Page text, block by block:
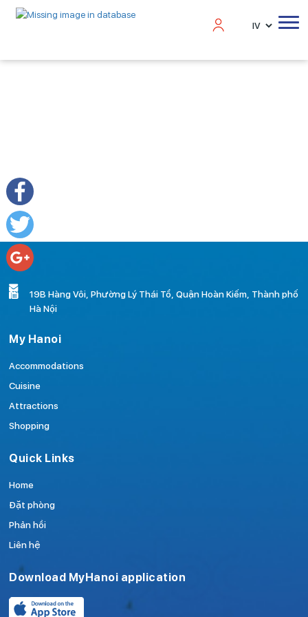
Facebook
Twitter
Google+
Please login to post a contact
19B Hàng Vôi, Phường Lý Thái Tổ, Quận Hoàn Kiếm, Thành phố
Hà Nội
My Hanoi
Accommodations
Cuisine
Attractions
Shopping
Quick Links
Home
Đặt phòng
Phản hồi
Liên hệ
Download MyHanoi application